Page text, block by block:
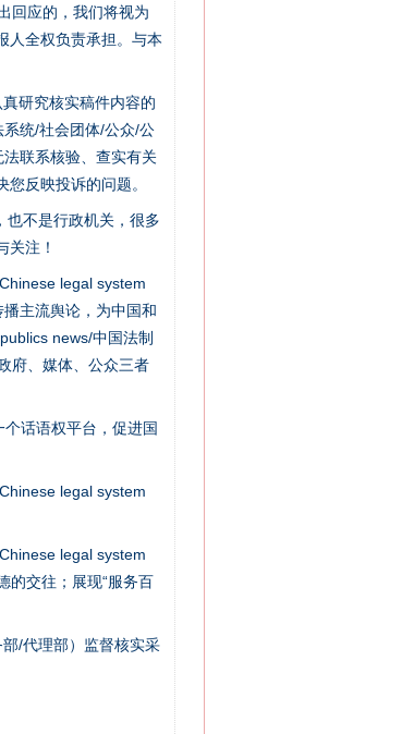
回应的，我们将视为
人全权负责承担。与本
研究核实稿件内容的
统/社会团体/公众/公
联系核验、查实有关
反映投诉的问题。
也不是行政机关，很多
关注！
legal system
主流舆论，为中国和
news/中国法制
府、媒体、公众三者
话语权平台，促进国
legal system
legal system
的交往；展现“服务百
/代理部）监督核实采